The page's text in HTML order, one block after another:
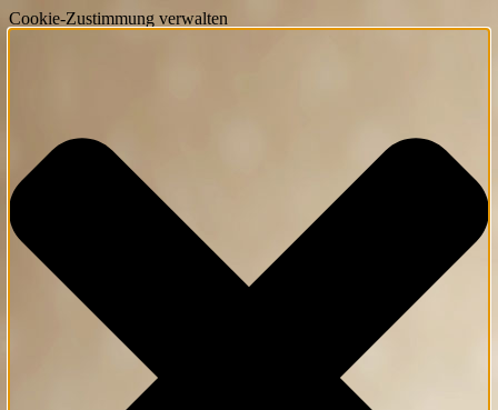
Cookie-Zustimmung verwalten